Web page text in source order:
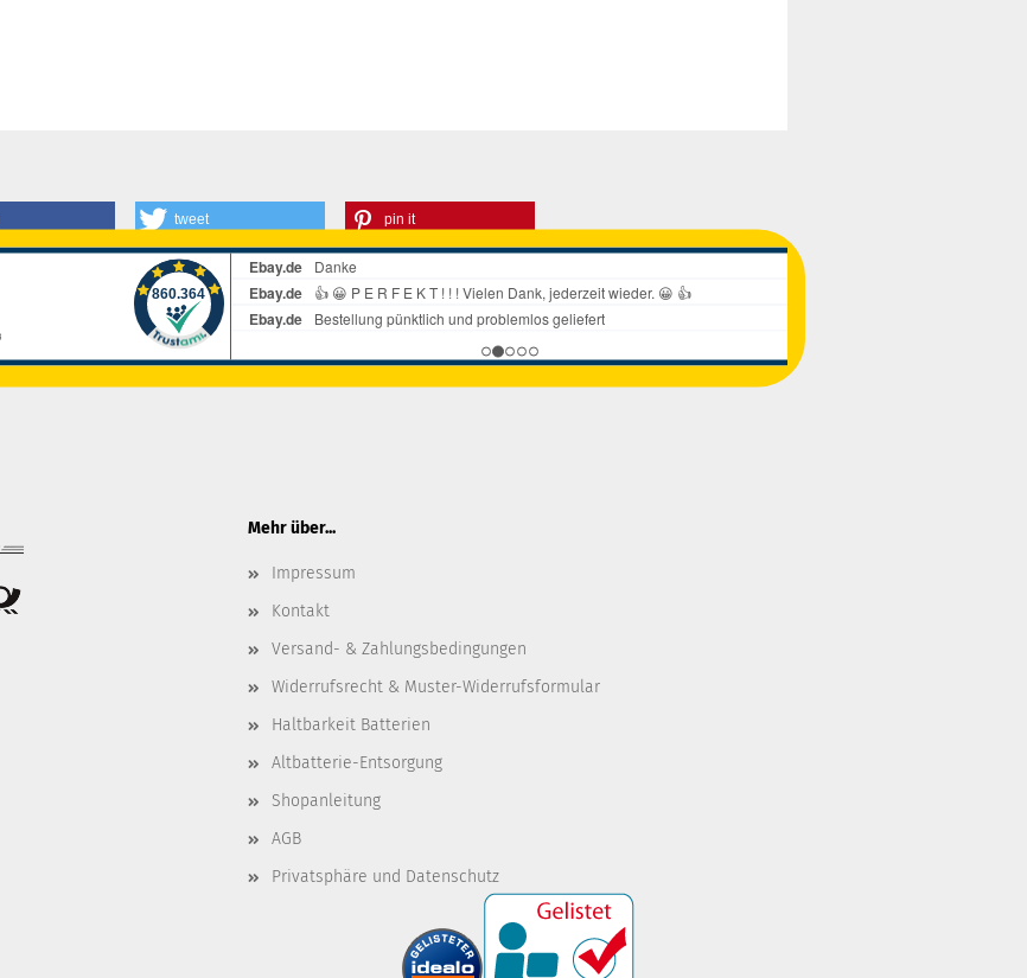
tweet pin it
Mehr über...
Impressum
Kontakt
Versand- & Zahlungsbedingungen
Widerrufsrecht & Muster-Widerrufsformular
Haltbarkeit Batterien
Altbatterie-Entsorgung
Shopanleitung
AGB
Privatsphäre und Datenschutz